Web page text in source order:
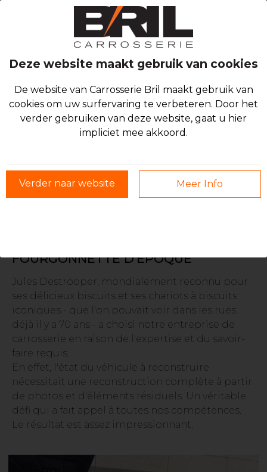
FOURGONNETTE D'ÉPOQUE
Jules Destrooper, mondialement reconnu pour
ses délicieux biscuits et ses chariots à biscuits
iconiques - que l'on pouvait voir dans les rues
déjà il y a 70 ans - a choisi notre entreprise de
carrosserie en raison de l'expertise et du savoir-
faire requis.
En effet, l'état du véhicule à reconstruire
nécessitait une reconstruction complète à partir
de photos et d'éléments résiduels. Un véritable
défi qui a fait appel à toutes nos compétences.
Le résultat est assez impressionnant.
Deze website maakt gebruik van cookies
De website van Carrosserie Bril maakt gebruik van
cookies om uw surfervaring te verbeteren. Door het
verder gebruiken van deze website, gaat u hier
impliciet mee akkoord.
Verder naar website Meer Info